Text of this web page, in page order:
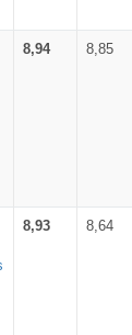
8,94 8,85
8,93 8,64